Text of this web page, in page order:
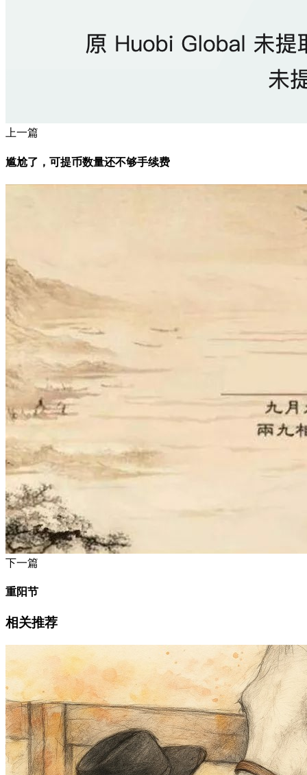
上一篇
尴尬了，可提币数量还不够手续费
下一篇
重阳节
相关推荐